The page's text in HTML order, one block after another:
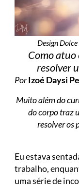
Design
Como atuo
resolver
PorIzoé Daysi
Muito além do
do corpo traz
resolver os
Eu estava
trabalho,
uma série de